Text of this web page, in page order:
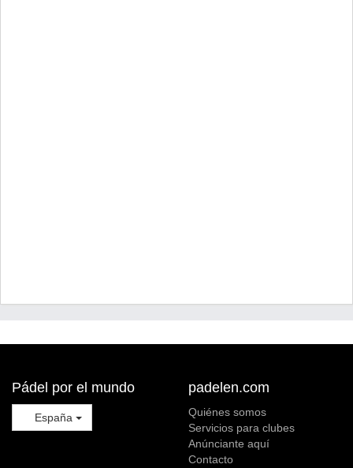
Pádel por el mundo
España
padelen.com
Quiénes somos
Servicios para clubes
Anúnciante aquí
Contacto